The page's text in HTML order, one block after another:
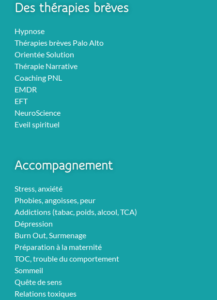
Des thérapies brèves
Hypnose
Thérapies brèves Palo Alto
Orientée Solution
Thérapie Narrative
Coaching PNL
EMDR
EFT
NeuroScience
Eveil spirituel
Accompagnement
Stress, anxiété
Phobies, angoisses, peur
Addictions (tabac, poids, alcool, TCA)
Dépression
Burn Out, Surmenage
Préparation à la maternité
TOC, trouble du comportement
Sommeil
Quête de sens
Relations toxiques